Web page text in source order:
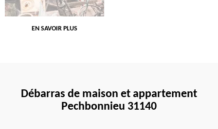
EN SAVOIR PLUS
Débarras de maison et appartement
Pechbonnieu 31140